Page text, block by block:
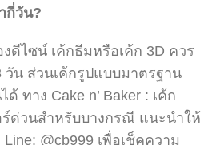
กี่วัน?
ไซน์ เค้กธีมหรือเค้ก 3D ควร
วัน ส่วนเค้กรูปแบบมาตรฐาน
ทาง Cake n’ Baker : เค้ก
ร์ด่วนสำหรับบางกรณี แนะนำให้
@cb999 เพื่อเช็คความ